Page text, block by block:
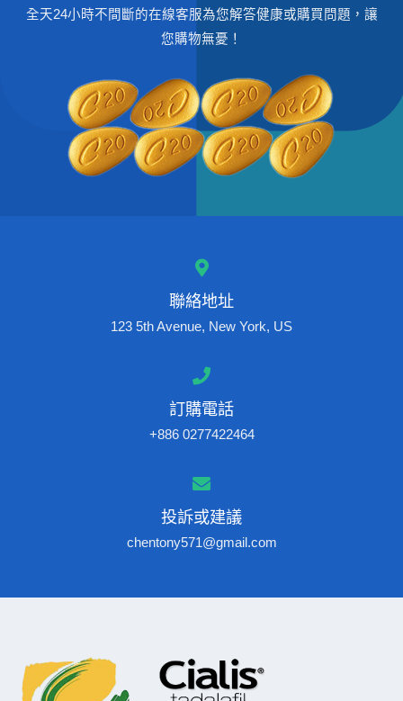
全天24小時不間斷的在線客服為您解答健康或購買問題，讓
您購物無憂！
聯絡地址
123 5th Avenue, New York, US
訂購電話
+886 0277422464
投訴或建議
chentony571@gmail.com